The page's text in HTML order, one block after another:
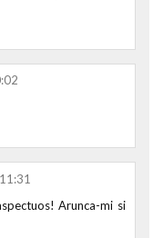
Arunca-mi si